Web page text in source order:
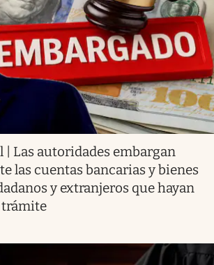
| Las autoridades embargan
las cuentas bancarias y bienes
y extranjeros que hayan
trámite